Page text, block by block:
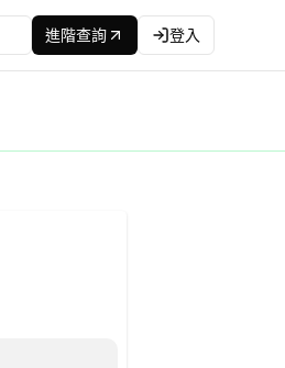
進階查詢 登入
政府電子採購網（公共工程委